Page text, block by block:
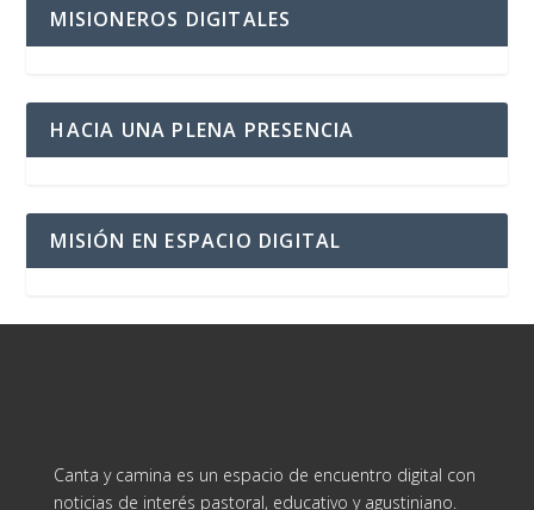
MISIONEROS DIGITALES
HACIA UNA PLENA PRESENCIA
MISIÓN EN ESPACIO DIGITAL
Canta y camina es un espacio de encuentro digital con
noticias de interés pastoral, educativo y agustiniano.